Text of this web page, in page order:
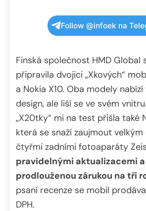
Follow @infoek na
Finská společnost HMD Global
připravila dvojici „Xkových“
a Nokia X10. Oba modely
design, ale liší se ve svém
„X20tky“ mi na test přišla také
která se snaží zaujmout velkým
čtyřmi zadními fotoaparáty
pravidelnými aktualizacemi
prodlouženou zárukou na tři
psaní recenze se mobil
DPH.